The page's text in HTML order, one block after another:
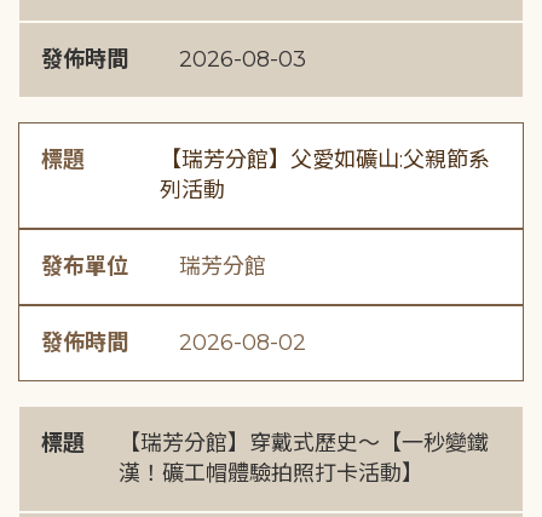
發佈時間 2026-08-03
標題
【瑞芳分館】父愛如礦山:父親節系
列活動
發布單位 瑞芳分館
發佈時間 2026-08-02
標題
【瑞芳分館】穿戴式歷史〜【一秒變鐵
漢！礦工帽體驗拍照打卡活動】